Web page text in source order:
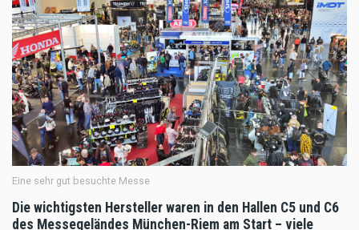
Eine sehr gut besuchte Messe
Die wichtigsten Hersteller waren in den Hallen C5 und C6
des Messegeländes München-Riem am Start – viele